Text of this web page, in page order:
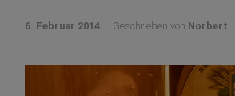
6. Februar 2014 Geschrieben von Norbert